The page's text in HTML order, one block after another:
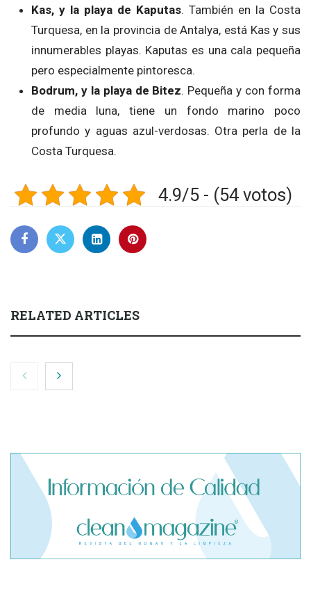
Kas, y la playa de Kaputas. También en la Costa
Turquesa, en la provincia de Antalya, está Kas y sus
innumerables playas. Kaputas es una cala pequeña
pero especialmente pintoresca.
Bodrum, y la playa de Bitez. Pequeña y con forma
de media luna, tiene un fondo marino poco
profundo y aguas azul-verdosas. Otra perla de la
Costa Turquesa.
4.9/5 - (54 votos)
RELATED ARTICLES
Cómo proteger tu cabello del sol, el cloro y el mar este